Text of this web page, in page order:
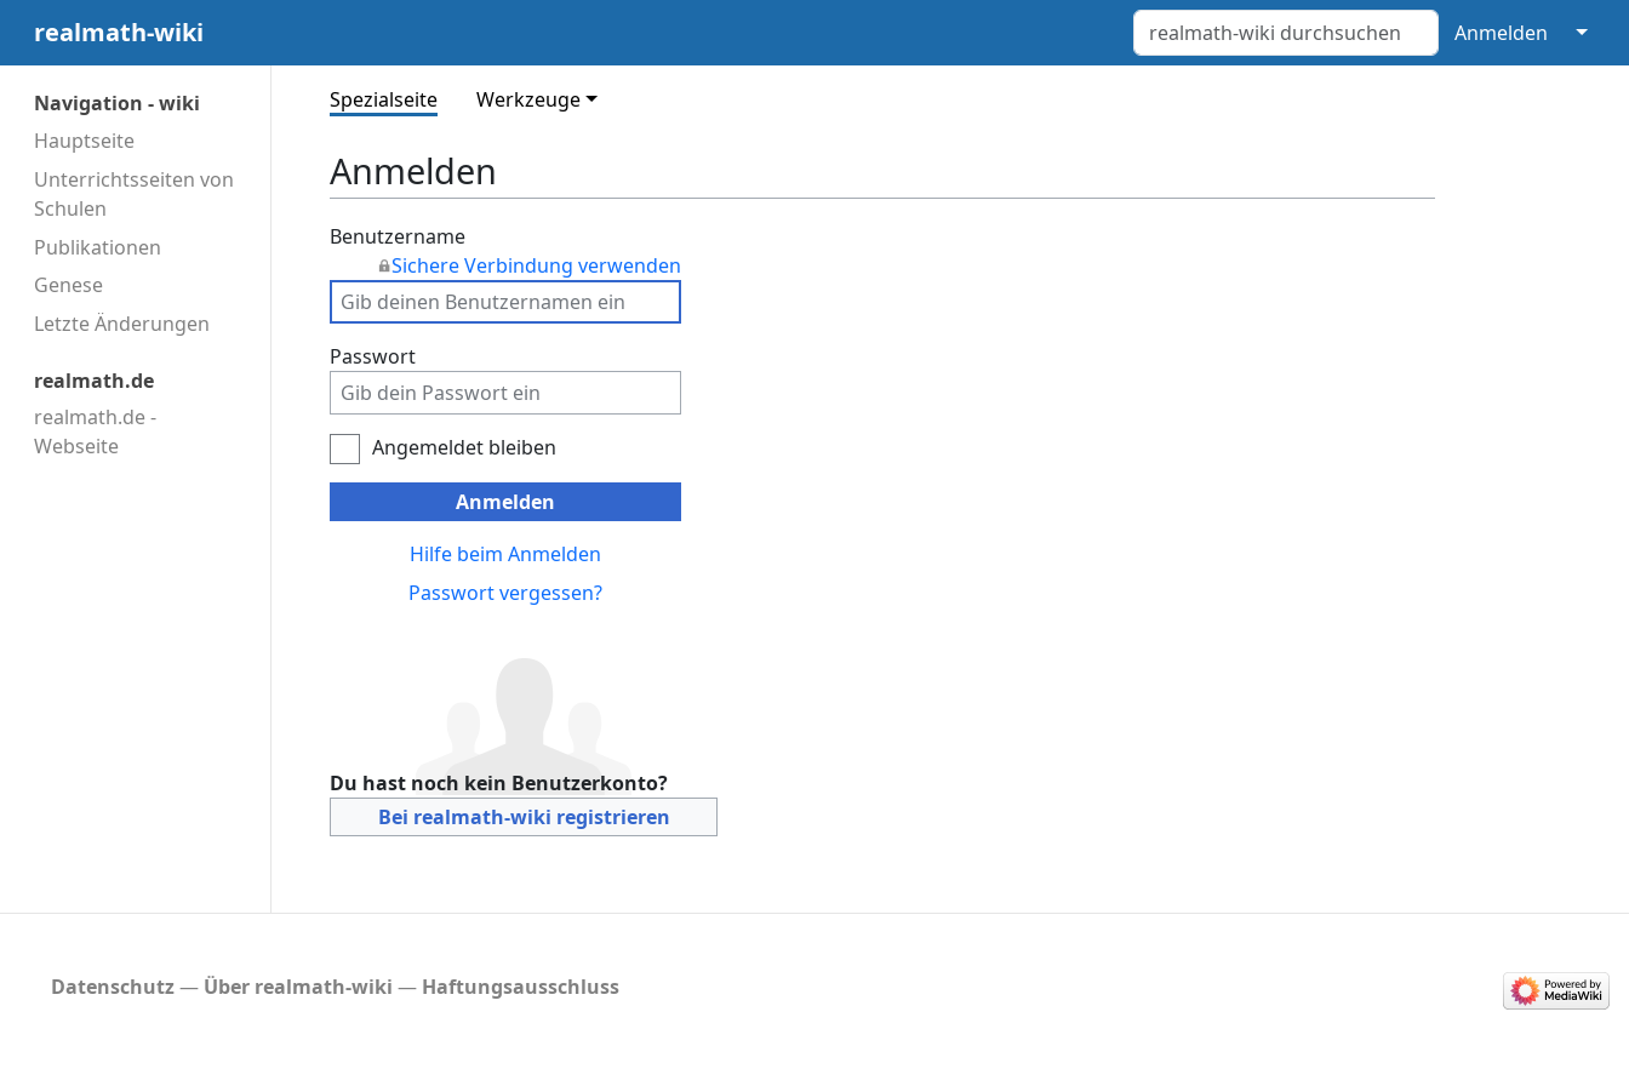
realmath-wiki Anmelden ↓
Navigation - wiki
Hauptseite
Unterrichtsseiten von
Schulen
Publikationen
Genese
Letzte Änderungen
realmath.de
realmath.de -
Webseite
Spezialseite Werkzeuge
Anmelden
Benutzername
Sichere Verbindung verwenden
Passwort
Angemeldet bleiben
Anmelden
Hilfe beim Anmelden
Passwort vergessen?
Du hast noch kein Benutzerkonto?
Bei realmath-wiki registrieren
Datenschutz Über realmath-wiki Haftungsausschluss